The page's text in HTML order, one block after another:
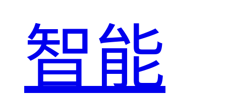
智能